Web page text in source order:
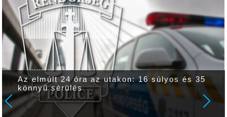
Az elmúlt 24 óra az utakon: 16 súlyos és 35
könnyű sérülés